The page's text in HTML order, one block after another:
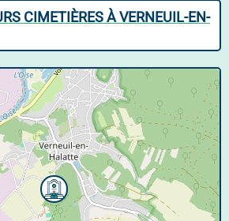
CIMETIÈRES À VERNEUIL-EN-